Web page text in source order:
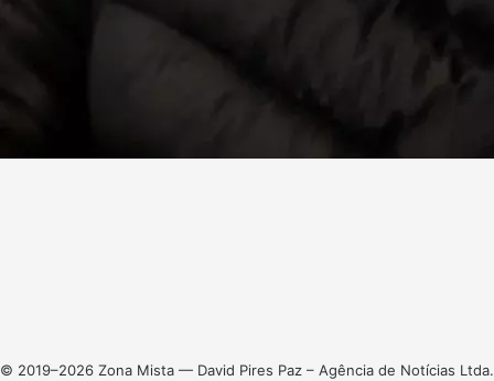
© 2019–2026 Zona Mista — David Pires Paz – Agência de Notícias Ltda.